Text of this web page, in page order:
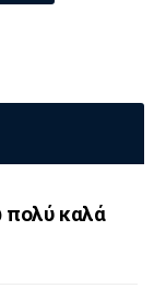
πολύ καλά